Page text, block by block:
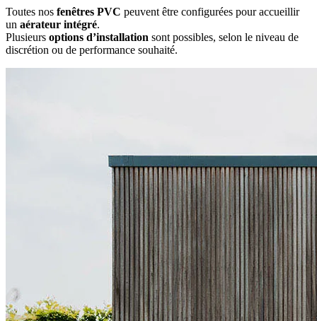
Toutes nos fenêtres PVC peuvent être configurées pour accueillir
un aérateur intégré.
Plusieurs options d’installation sont possibles, selon le niveau de
discrétion ou de performance souhaité.